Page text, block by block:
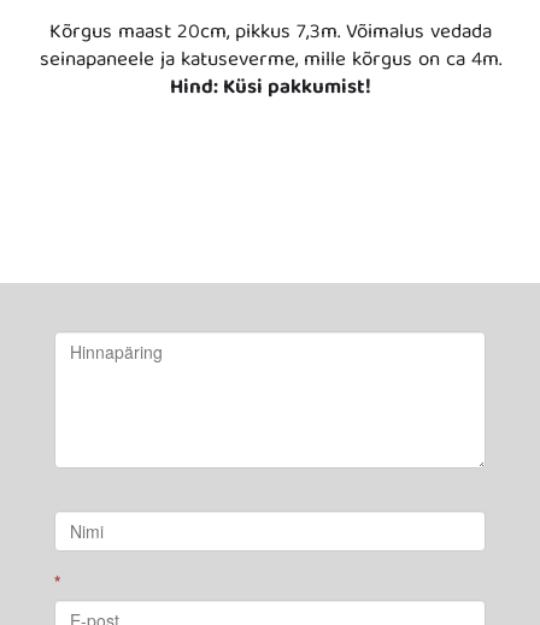
Kõrgus maast 20cm, pikkus 7,3m. Võimalus vedada
seinapaneele ja katuseverme, mille kõrgus on ca 4m.
Hind: Küsi pakkumist!
*